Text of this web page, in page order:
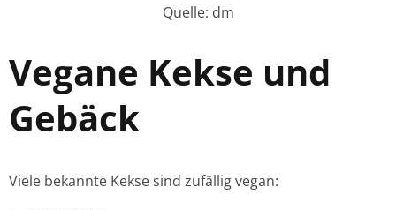
Quelle: dm
Vegane Kekse und
Gebäck
Viele bekannte Kekse sind zufällig vegan: